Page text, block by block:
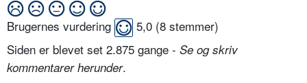
Brugernes vurdering 5,0 (8 stemmer)
Siden er blevet set 2.875 gange - Se og skriv
kommentarer herunder.